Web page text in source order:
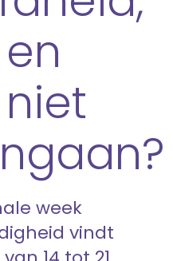
week
vindt